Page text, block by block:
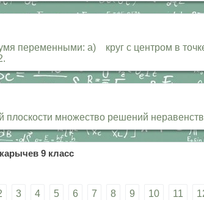
переменными: а) круг с центром в
множество решений
9 класс
3 4 5 6 7 8 9 10 11